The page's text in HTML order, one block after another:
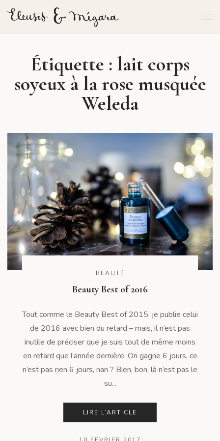
Étiquette : lait corps
soyeux à la rose musquée
Weleda
BEAUTÉ
Beauty Best of 2016
Tout comme le Beauty Best of 2015, je publie celui
de 2016 avec bien du retard – mais, il n’est pas
inutile de préciser que je suis tout de même moins
en retard que l’année dernière. On gagne 6 jours, ce
n’est pas rien 6 jours, nan ? Bien, bon, là n’est pas le
su...
LIRE L’ARTICLE